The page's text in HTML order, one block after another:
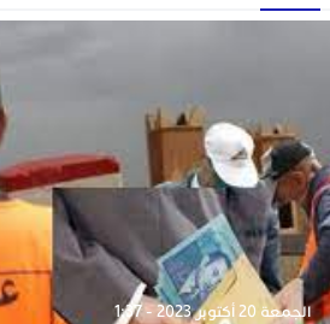
الجمعة 20 أكتوبر 2023 - 1:37